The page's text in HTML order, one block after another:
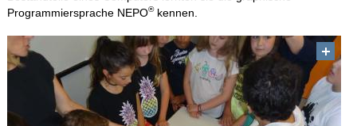
Beratung
Apian digital
Fächer
Programmiersprache NEPO®kennen.